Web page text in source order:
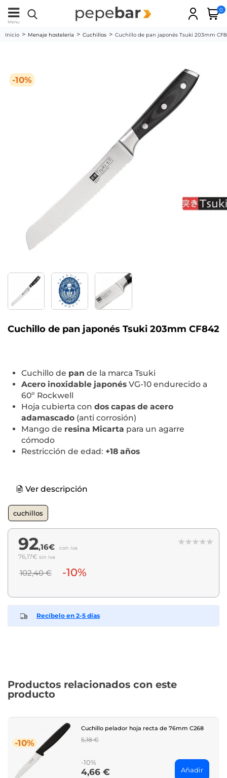
Menu
0
Inicio Menaje hostelería Cuchillos Cuchillo de pan japonés Tsuki 203mm
-10%
Cuchillo de pan japonés Tsuki 203mm CF842
Cuchillo de pan de la marca Tsuki
Acero inoxidable japonés VG-10 endurecido a
60º Rockwell
Hoja cubierta con dos capas de acero
adamascado (anti corrosión)
Mango de resina Micarta para un agarre
cómodo
Restricción de edad: +18 años
Ver descripción
cuchillos
92,16€ con iva
76,17€ sin iva
102,40 € -10%
Recíbelo en 2-5 días
Productos relacionados con este
producto
-10%
Cuchillo pelador hoja recta de 76mm C268
Regular
5,18 €
-10%
Price
4,66 € Añadir